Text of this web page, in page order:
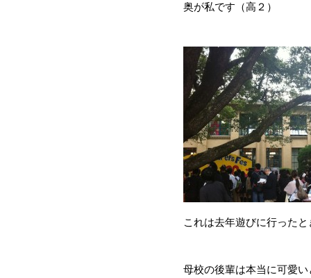
奥が私です（高２）
これは去年遊びに行ったと
母校の後輩は本当に可愛